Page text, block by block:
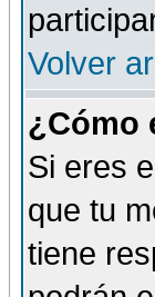
Volver
¿Cómo
Si eres
que tu
tiene